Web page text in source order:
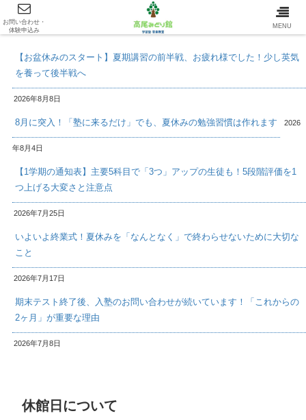
最新情報/INFOMATION
【お盆休みのスタート】夏期講習の前半戦、お疲れ様でした！少し英気
を養って後半戦へ
2026年8月8日
8月に突入！「塾に来るだけ」でも、夏休みの勉強習慣は作れます 2026
年8月4日
【1学期の通知表】主要5科目で「3つ」アップの生徒も！5段階評価を1
つ上げる大変さと注意点
2026年7月25日
いよいよ終業式！夏休みを「なんとなく」で終わらせないために大切な
こと
2026年7月17日
期末テスト終了後、入塾のお問い合わせが続いています！「これからの
2ヶ月」が重要な理由
2026年7月8日
休館日について
お問い合わせ・
体験申込み
MENU